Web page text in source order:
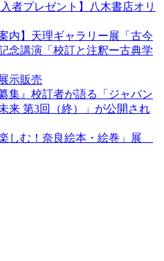
者プレゼント】八木書店オリ
内】天理ギャラリー展「古今
念講演「校訂と注釈ー古典学
示販売
集』校訂者が語る「ジャパン
来 第3回（終）」が公開され
しむ！奈良絵本・絵巻」展